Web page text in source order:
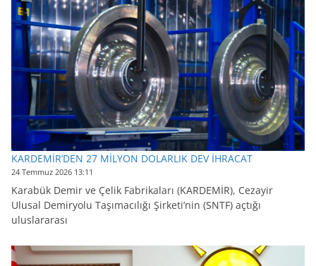
KARDEMİR’DEN 27 MİLYON DOLARLIK DEV İHRACAT
24 Temmuz 2026 13:11
Karabük Demir ve Çelik Fabrikaları (KARDEMİR), Cezayir
Ulusal Demiryolu Taşımacılığı Şirketi’nin (SNTF) açtığı
uluslararası